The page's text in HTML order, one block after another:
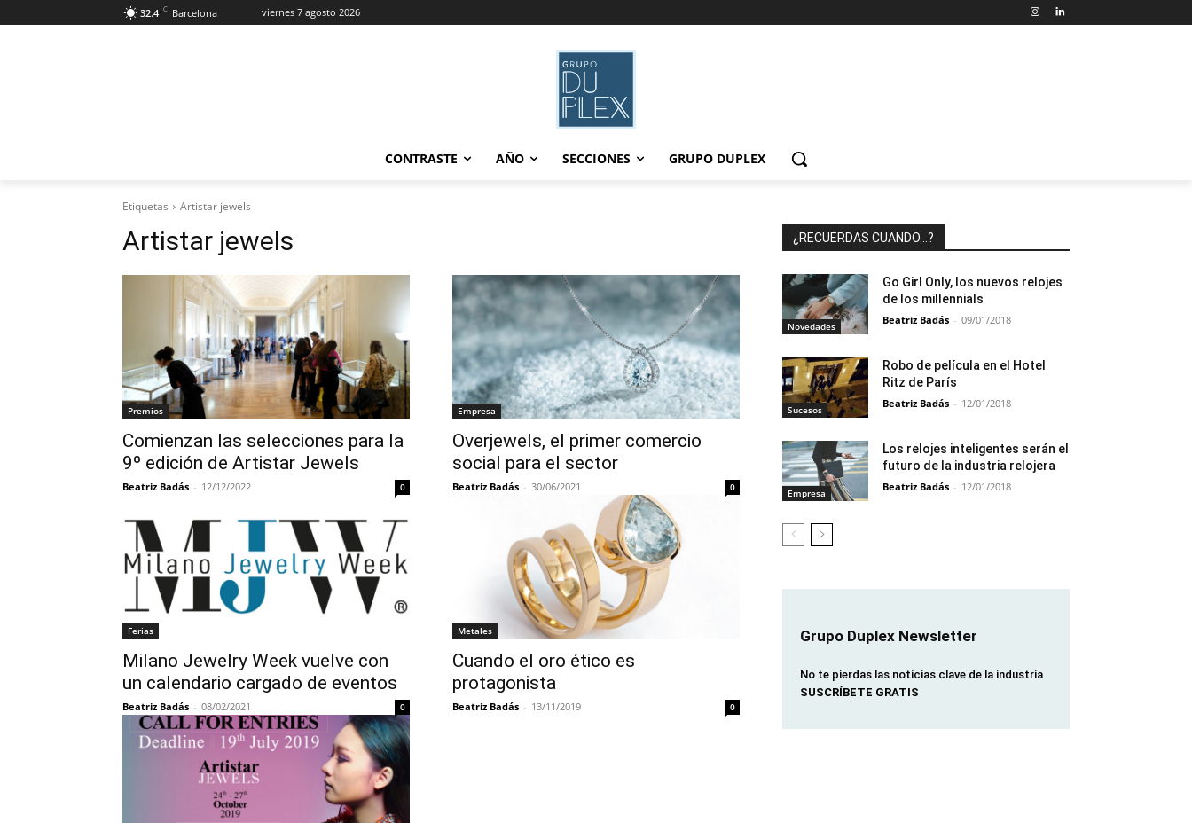
32.4 C Barcelona viernes 7 agosto 2026
CONTRASTE AÑO SECCIONES GRUPO DUPLEX
Etiquetas Artistar jewels
Artistar jewels
Premios
Comienzan las selecciones para la
9º edición de Artistar Jewels
Beatriz Badás - 12/12/2022 0
Empresa
Overjewels, el primer comercio
social para el sector
Beatriz Badás - 30/06/2021 0
Ferias
Milano Jewelry Week vuelve con
un calendario cargado de eventos
Beatriz Badás - 08/02/2021 0
Metales
Cuando el oro ético es
protagonista
Beatriz Badás - 13/11/2019 0
¿RECUERDAS CUANDO…?
Novedades
Go Girl Only, los nuevos relojes
de los millennials
Beatriz Badás - 09/01/2018
Sucesos
Robo de película en el Hotel
Ritz de París
Beatriz Badás - 12/01/2018
Empresa
Los relojes inteligentes serán el
futuro de la industria relojera
Beatriz Badás - 12/01/2018
Grupo Duplex Newsletter
No te pierdas las noticias clave de la industria
SUSCRÍBETE GRATIS